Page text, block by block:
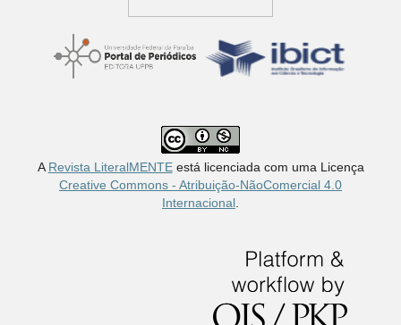
ARevista LiteralMENTEestá licenciada com uma Licença
Creative Commons - Atribuição-NãoComercial 4.0
Internacional.